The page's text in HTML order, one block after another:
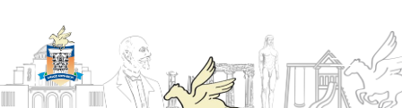
ΔΗΜΟΣ
ΚΟΡΙΝΘΙΩΝ